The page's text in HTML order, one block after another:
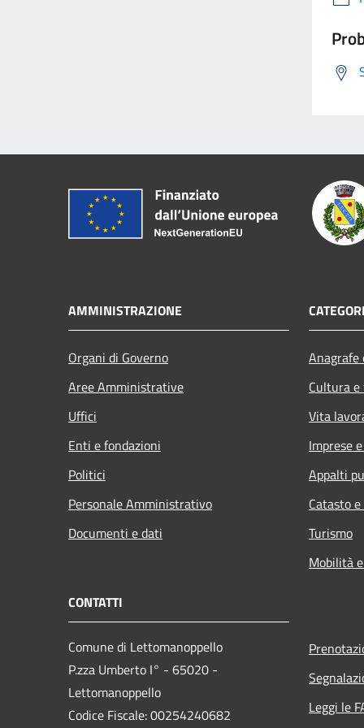
AMMINISTRAZIONE
Organi di Governo
Aree Amministrative
Uffici
Enti e fondazioni
Politici
Personale Amministrativo
Documenti e dati
Cultura
Vita
Imprese
Appalti
Catasto
Turismo
Mobilità
CONTATTI
Comune di Lettomanoppello
P.zza Umberto I° - 65020 -
Lettomanoppello
Codice Fiscale: 00254240682
Leggi le